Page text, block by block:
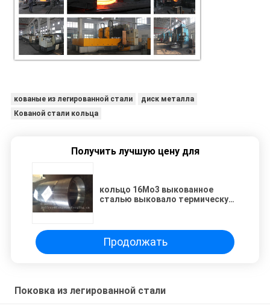
кованые из легированной стали
диск металла
Кованой стали кольца
Получить лучшую цену для
кольцо 16Mo3 выкованное
сталью выковало термическую
обработке
Продолжать
Поковка из легированной стали